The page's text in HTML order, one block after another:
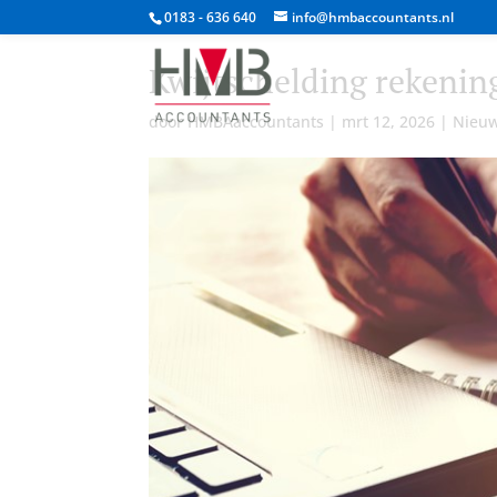
0183 - 636 640 info@hmbaccountants.nl
Kwijtschelding
doorHMBAaccountants | mrt 12, 2026 |